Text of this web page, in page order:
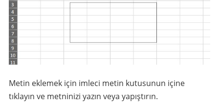
Metin eklemek için imleci metin kutusunun içine
tıklayın ve metninizi yazın veya yapıştırın.